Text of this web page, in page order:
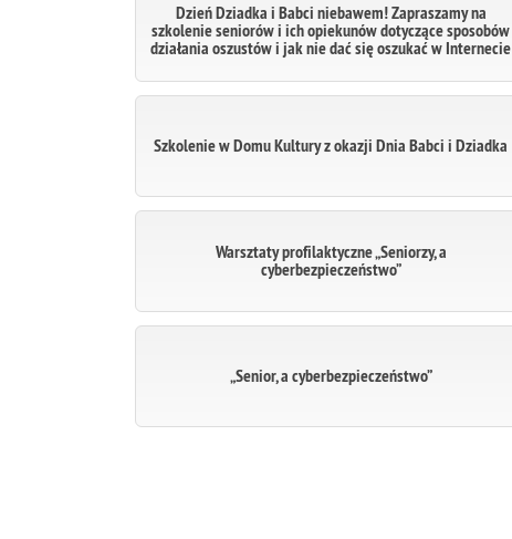
Dzień Dziadka i Babci niebawem! Zapraszamy na
szkolenie seniorów i ich opiekunów dotyczące sposobów
działania oszustów i jak nie dać się oszukać w Internecie
Szkolenie w Domu Kultury z okazji Dnia Babci i Dziadka
Warsztaty profilaktyczne „Seniorzy, a
cyberbezpieczeństwo”
„Senior, a cyberbezpieczeństwo”